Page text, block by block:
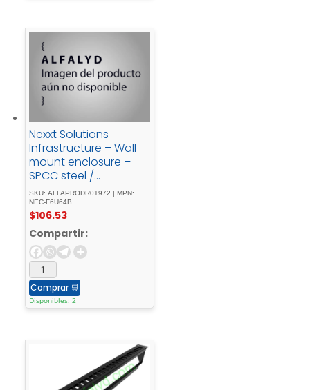
Nexxt Solutions
Infrastructure – Wall
mount enclosure –
SPCC steel /
Tempered glass -
Black - / - RAL - 9005
SKU: ALFAPRODR01972 | MPN:
NEC-F6U64B
$106.53
Compartir:
Comprar 🛒
Disponibles: 2